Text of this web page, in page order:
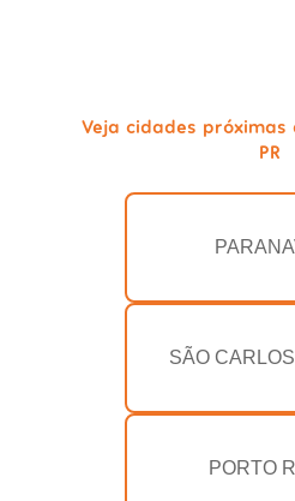
Veja cidades
PR
SÃO CARLOS
PORTO